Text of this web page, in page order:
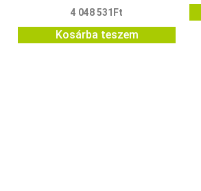
4 048 531Ft
Kosárba teszem